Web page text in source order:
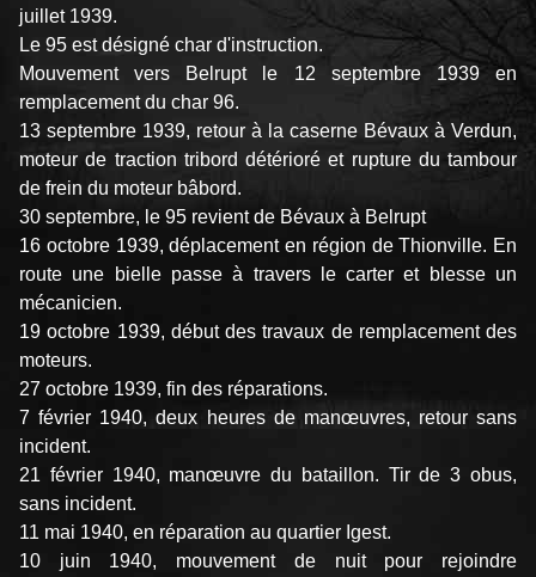
juillet 1939.
Le 95 est désigné char d'instruction.
Mouvement vers Belrupt le 12 septembre 1939 en
remplacement du char 96.
13 septembre 1939, retour à la caserne Bévaux à Verdun,
moteur de traction tribord détérioré et rupture du tambour
de frein du moteur bâbord.
30 septembre, le 95 revient de Bévaux à Belrupt
16 octobre 1939, déplacement en région de Thionville. En
route une bielle passe à travers le carter et blesse un
mécanicien.
19 octobre 1939, début des travaux de remplacement des
moteurs.
27 octobre 1939, fin des réparations.
7 février 1940, deux heures de manœuvres, retour sans
incident.
21 février 1940, manœuvre du bataillon. Tir de 3 obus,
sans incident.
11 mai 1940, en réparation au quartier Igest.
10 juin 1940, mouvement de nuit pour rejoindre